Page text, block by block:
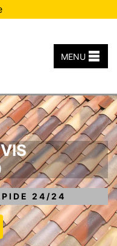
MENU
24/24